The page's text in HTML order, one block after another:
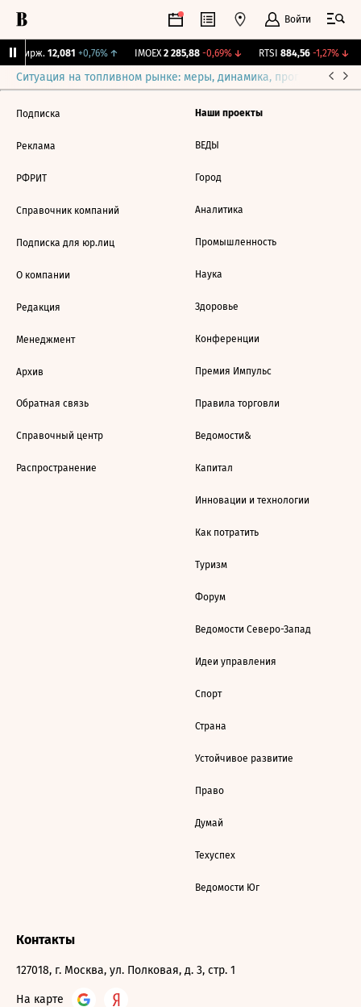
Войти
Бирж. 12,081 +0,76%↑ IMOEX 2 285,88 -0,69%↓ RTSI 884,56 -1,27%↓
Ситуация на топливном рынке: меры, динамика, прогнозы
Подписка
Реклама
РФРИТ
Справочник компаний
Подписка для юр.лиц
О компании
Редакция
Менеджмент
Архив
Обратная связь
Справочный центр
Распространение
Наши проекты
ВЕДЫ
Город
Аналитика
Промышленность
Наука
Здоровье
Конференции
Премия Импульс
Правила торговли
Ведомости&
Капитал
Инновации и технологии
Как потратить
Туризм
Форум
Ведомости Северо-Запад
Идеи управления
Спорт
Страна
Устойчивое развитие
Право
Думай
Техуспех
Ведомости Юг
Контакты
127018, г. Москва, ул. Полковая, д. 3, стр. 1
На карте